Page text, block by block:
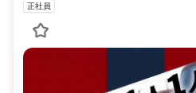
正社員